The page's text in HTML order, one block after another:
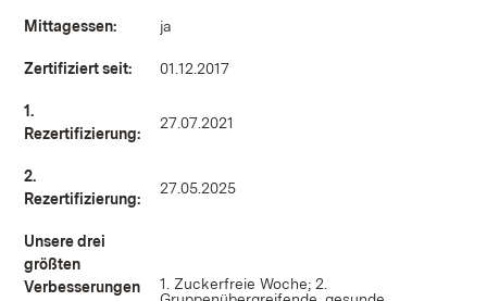
Mittagessen: ja
Zertifiziert seit: 01.12.2017
1.
Rezertifizierung:
27.07.2021
2.
Rezertifizierung:
27.05.2025
Unsere drei
größten
Verbesserungen
1. Zuckerfreie Woche; 2.